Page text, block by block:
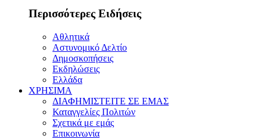
Περισσότερες Ειδήσεις
Αθλητικά
Αστυνομικό Δελτίο
Δημοσκοπήσεις
Εκδηλώσεις
Ελλάδα
ΧΡΗΣΙΜΑ
ΔΙΑΦΗΜΙΣΤΕΙΤΕ ΣΕ ΕΜΑΣ
Καταγγελίες Πολιτών
Σχετικά με εμάς
Επικοινωνία